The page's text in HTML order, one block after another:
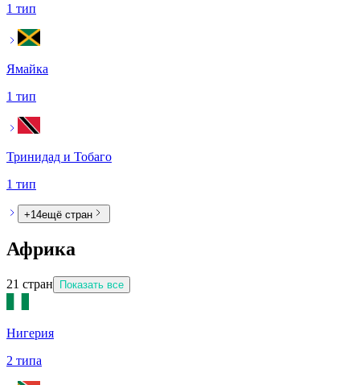
1 тип
Ямайка
1 тип
Тринидад и Тобаго
1 тип
+14ещё стран
Африка
21 стран Показать все
Нигерия
2 типа